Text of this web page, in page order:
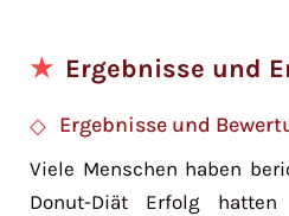
Ergebnisse und
Ergebnisse und
Viele Menschen haben
Donut-Diät Erfolg